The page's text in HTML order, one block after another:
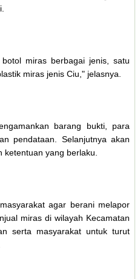
miras berbagai jenis, satu
miras jenis Ciu," jelasnya.
barang bukti, para
pendataan. Selanjutnya akan
yang berlaku.
agar berani melapor
miras di wilayah Kecamatan
serta masyarakat untuk turut